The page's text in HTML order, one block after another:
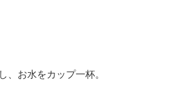
、お水をカップ一杯。